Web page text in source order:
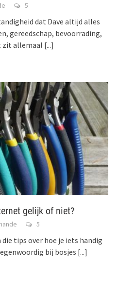
5
dat Dave altijd alles
gereedschap, bevoorrading,
zit allemaal [...]
gelijk of niet?
5
tips over hoe je iets handig
bij bosjes [...]